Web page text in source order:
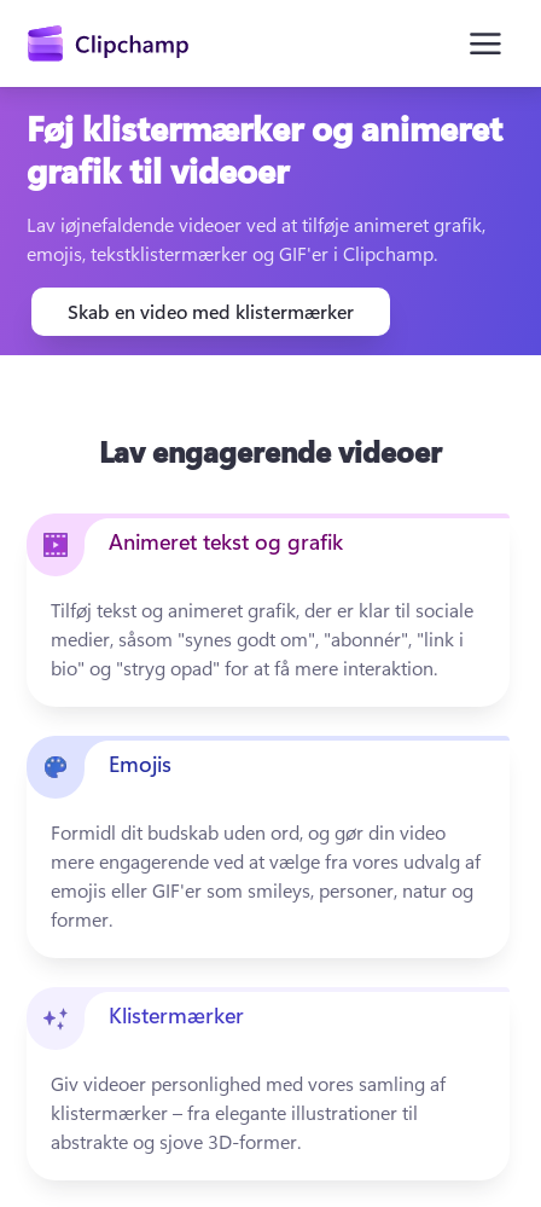
Log på
Føj klistermærker og animeret
grafik til videoer
Lav iøjnefaldende videoer ved at tilføje animeret grafik,
emojis, tekstklistermærker og GIF'er i Clipchamp.
Skab en video med klistermærker
Lav engagerende videoer
Animeret tekst og grafik
Tilføj tekst og animeret grafik, der er klar til sociale
medier, såsom "synes godt om", "abonnér", "link i
bio" og "stryg opad" for at få mere interaktion.
Emojis
Formidl dit budskab uden ord, og gør din video
mere engagerende ved at vælge fra vores udvalg af
emojis eller GIF'er som smileys, personer, natur og
former.
Klistermærker
Giv videoer personlighed med vores samling af
klistermærker – fra elegante illustrationer til
abstrakte og sjove 3D-former.